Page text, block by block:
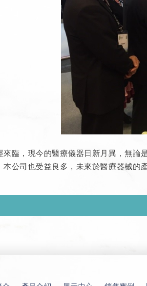
臨，現今的醫療儀器日新月異，無論
公司也受益良多，未來於醫療器械的